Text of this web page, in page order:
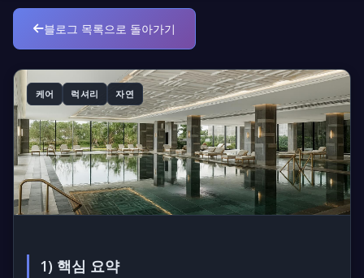
블로그 목록으로 돌아가기
케어 럭셔리 자연
1) 핵심 요약